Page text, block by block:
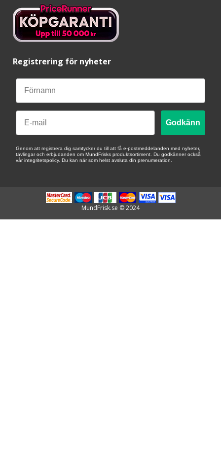
Registrering för nyheter
Email
Godkänn
Genom att registrera dig samtycker du till att få e-postmeddelanden med nyheter,
tävlingar och erbjudanden om MundFrisks produktsortiment. Du godkänner också
vår integritetspolicy. Du kan när som helst avsluta din prenumeration.
MundFrisk.se © 2024